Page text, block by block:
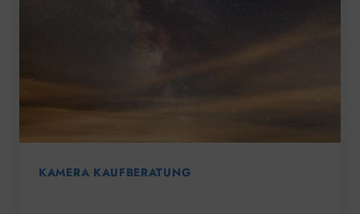
KAMERA KAUFBERATUNG